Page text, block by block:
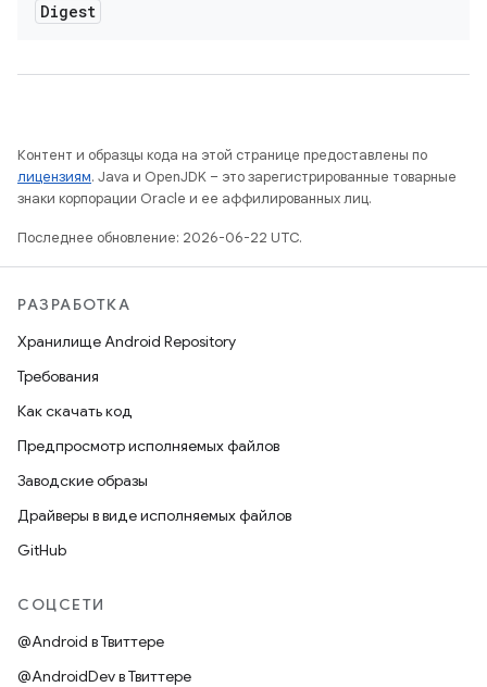
Digest
Контент и образцы кода на этой странице предоставлены по
лицензиям. Java и OpenJDK – это зарегистрированные товарные
знаки корпорации Oracle и ее аффилированных лиц.
Последнее обновление: 2026-06-22 UTC.
РАЗРАБОТКА
Хранилище Android Repository
Требования
Как скачать код
Предпросмотр исполняемых файлов
Заводские образы
Драйверы в виде исполняемых файлов
GitHub
СОЦСЕТИ
@Android в Твиттере
@AndroidDev в Твиттере